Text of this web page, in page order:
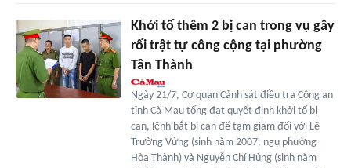
Khởi tố thêm 2 bị can trong vụ gây
rối trật tự công cộng tại phường
Tân Thành
Ngày 21/7, Cơ quan Cảnh sát điều tra Công an
tỉnh Cà Mau tống đạt quyết định khởi tố bị
can, lệnh bắt bị can để tạm giam đối với Lê
Trường Vửng (sinh năm 2007, ngụ phường
Hòa Thành) và Nguyễn Chí Hùng (sinh năm